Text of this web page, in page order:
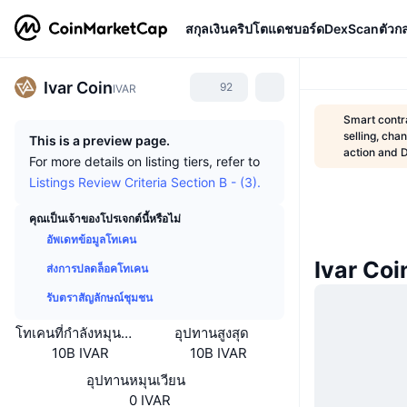
สกุลเงินคริปโตแดชบอร์ดDexScanตัวก
Ivar CoinIVAR 92
This is a preview page.
For more details on listing tiers, refer to
Listings Review Criteria Section B - (3).
คุณเป็นเจ้าของโปรเจกต์นี้หรือไม่
อัพเดทข้อมูลโทเคน
ส่งการปลดล็อคโทเคน
รับตราสัญลักษณ์ชุมชน
โทเคนที่กำลังหมุนเวียนหรือถูกล็อค
10B IVAR
อุปทานสูงสุด
10B IVAR
อุปทานหมุนเวียน
0 IVAR
Smart
selling,
action and
Ivar